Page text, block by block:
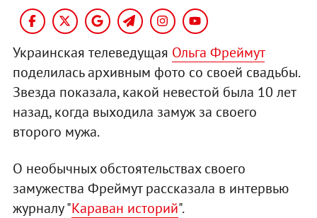
Украинская телеведущая Ольга Фреймут
поделилась архивным фото со своей свадьбы.
Звезда показала, какой невестой была 10 лет
назад, когда выходила замуж за своего
второго мужа.
О необычных обстоятельствах своего
замужества Фреймут рассказала в интервью
журналу "Караван историй".